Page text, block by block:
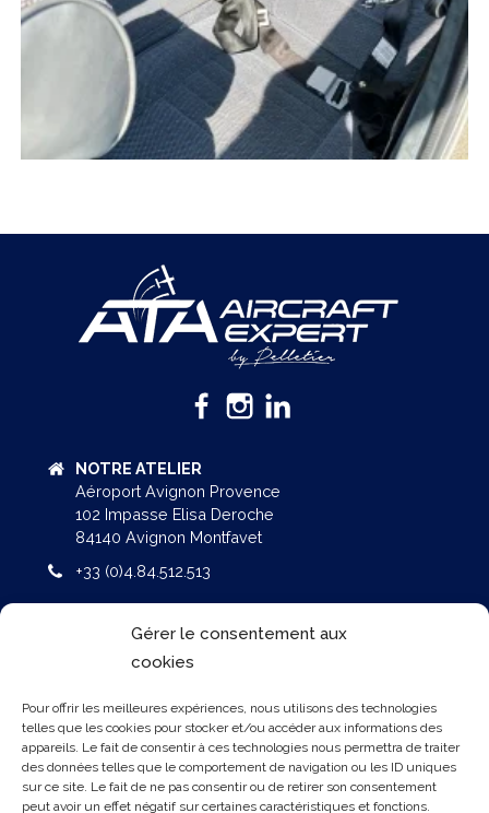
Gérer le consentement aux
cookies
Pour offrir les meilleures expériences, nous utilisons des technologies
telles que les cookies pour stocker et/ou accéder aux informations des
appareils. Le fait de consentir à ces technologies nous permettra de traiter
des données telles que le comportement de navigation ou les ID uniques
sur ce site. Le fait de ne pas consentir ou de retirer son consentement
peut avoir un effet négatif sur certaines caractéristiques et fonctions.
NOTRE ATELIER
Aéroport Avignon Provence
102 Impasse Elisa Deroche
84140 Avignon Montfavet
+33 (0)4.84.512.513
NOS BUREAUX
AGROPARC / 160 rue Lawrence DURRELL
84911 AVIGNON Cedex 9
+33 (0)4.90.800.700
NOS OFFRES